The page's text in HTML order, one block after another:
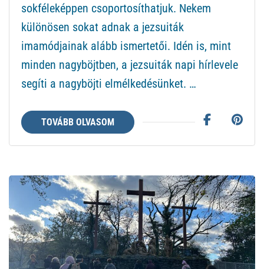
keresztény
pszichoterápiáról-
rész
sokféleképpen csoportosíthatjuk. Nekem
különösen sokat adnak a jezsuiták
imamódjainak alább ismertetői. Idén is, mint
minden nagyböjtben, a jezsuiták napi hírlevele
segíti a nagyböjti elmélkedésünket. …
TOVÁBB OLVASOM